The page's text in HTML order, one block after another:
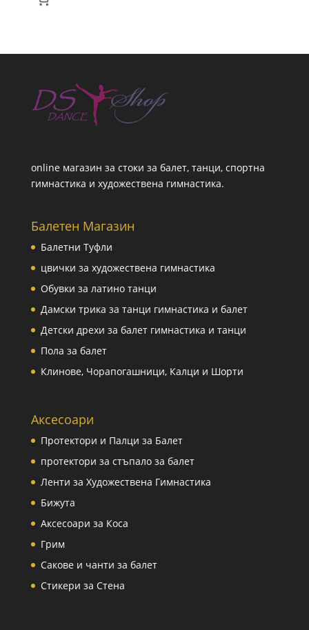
online магазин за стоки за балет, танци, спортна
гимнастика и художествена гимнастика.
Балетен Магазин
Балетни Туфли
цвички за художествена гимнастика
Обувки за латино танци
Дамски трика за танци гимнастика и балет
Детски дрехи за балет гимнастика и танци
Пола за балет
Клинове, Чорапогашници, Калци и Шорти
Аксесоари
Протектори и Палци за Балет
протектори за стъпало за балет
Ленти за Художествена Гимнастика
Бижута
Аксесоари за Коса
Грим
Сакове и чанти за балет
Стикери за Стена